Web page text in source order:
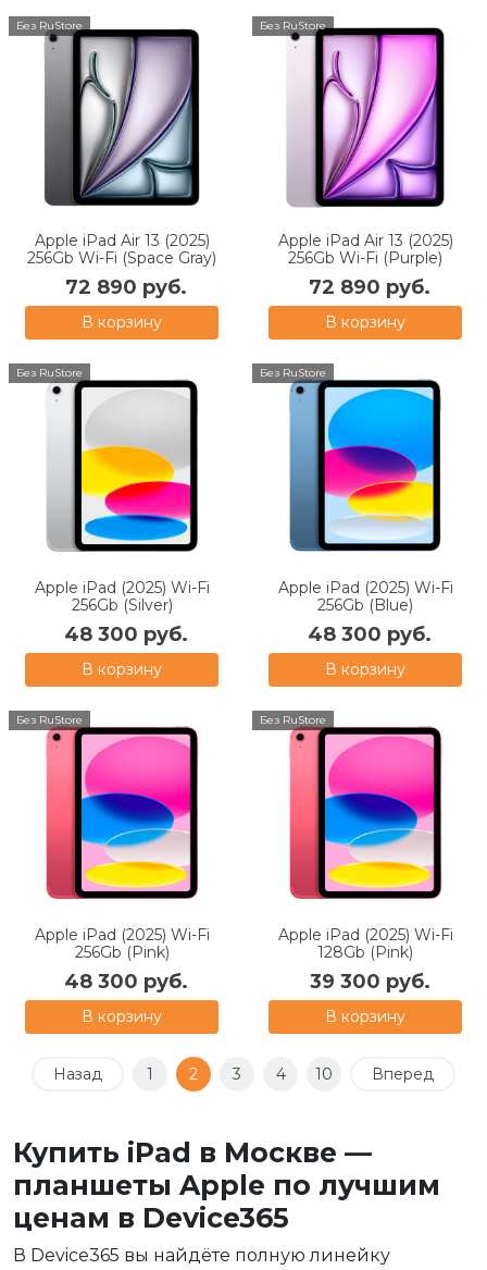
Без RuStore
Apple iPad Air 13 (2025)
256Gb Wi-Fi (Space Gray)
72 890 руб.
В корзину
Без RuStore
Apple iPad Air 13 (2025)
256Gb Wi-Fi (Purple)
72 890 руб.
В корзину
Без RuStore
Apple iPad (2025) Wi-Fi
256Gb (Silver)
48 300 руб.
В корзину
Без RuStore
Apple iPad (2025) Wi-Fi
256Gb (Blue)
48 300 руб.
В корзину
Без RuStore
Apple iPad (2025) Wi-Fi
256Gb (Pink)
48 300 руб.
В корзину
Без RuStore
Apple iPad (2025) Wi-Fi
128Gb (Pink)
39 300 руб.
В корзину
Назад 1 2 3 4 10 Вперед
Купить iPad в Москве —
планшеты Apple по лучшим
ценам в Device365
В Device365 вы найдёте полную линейку